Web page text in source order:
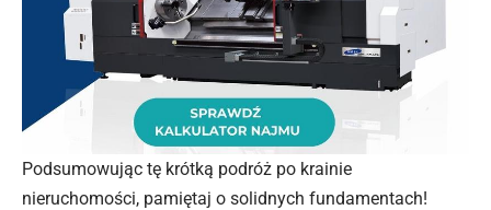
Podsumowując tę krótką podróż po krainie
nieruchomości, pamiętaj o solidnych fundamentach!